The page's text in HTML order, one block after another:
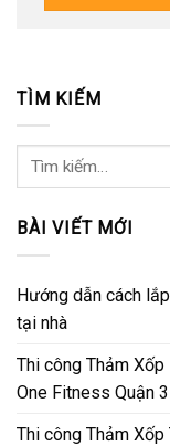
TÌM KIẾM
Tìm
BÀI VIẾT MỚI
Hướng dẫn cách
tại nhà
Thi công Thảm
One Fitness Quận 3
Thi công Thảm